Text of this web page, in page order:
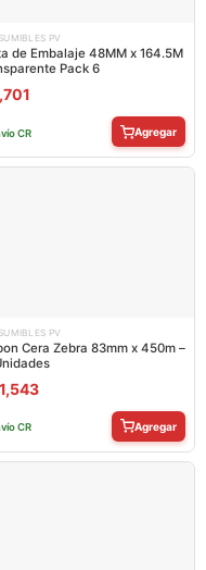
PV
de Embalaje 48MM x 164.5M
Pack 6
CR Agregar
PV
Cera Zebra 83mm x 450m –
CR Agregar